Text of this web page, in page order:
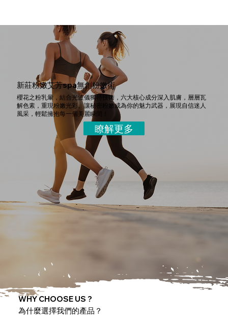
新莊粉嫩艾芳spa無創粉嫩術
櫻花之粉乳暈，結合光波儀獨特技術，六大核心成分深入肌膚，層層瓦
解色素，重現粉嫩光彩。讓秘密粉嫩成為你的魅力武器，展現自信迷人
風采，輕鬆擁抱每一個美麗瞬間！
瞭解更多
WHY CHOOSE US ?
為什麼選擇我們的產品？